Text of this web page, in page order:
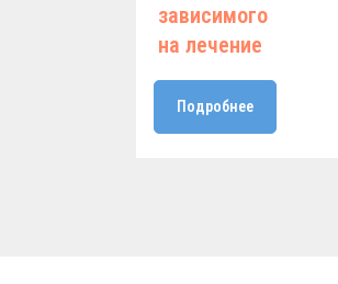
зависимого
на лечение
Подробнее